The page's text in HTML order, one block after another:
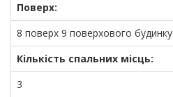
Поверх:
8 поверх 9 поверхового будинку
Кількість спальних місць:
3